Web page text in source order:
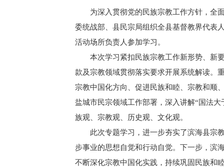
为深入贯彻党的民族宗教工作方针，全
委统战部、县民宗局组织全县基督教界代表
活动场所负责人参加学习。
本次学习紧扣民族宗教工作新形势、新
款及宗教领域贯彻落实要求开展系统解读。
宗教中国化方向、促进民族和睦、宗教和顺
盐城市民宗领域工作部署，深入讲解“国法
族观、宗教观、历史观、文化观。
此次专题学习，进一步夯实了滨海县宗
步事业的思想自觉和行动自觉。下一步，滨
不断深化宗教中国化实践，持续巩固民族和